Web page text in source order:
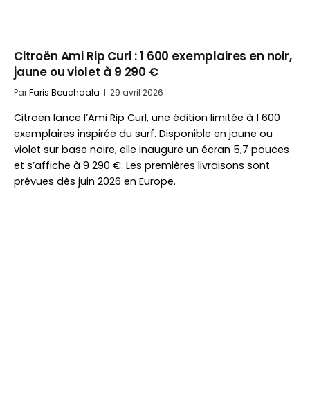
Citroën Ami Rip Curl : 1 600 exemplaires en noir,
jaune ou violet à 9 290 €
ParFaris Bouchaala 29 avril 2026
Citroën lance l’Ami Rip Curl, une édition limitée à 1 600
exemplaires inspirée du surf. Disponible en jaune ou
violet sur base noire, elle inaugure un écran 5,7 pouces
et s’affiche à 9 290 €. Les premières livraisons sont
prévues dès juin 2026 en Europe.